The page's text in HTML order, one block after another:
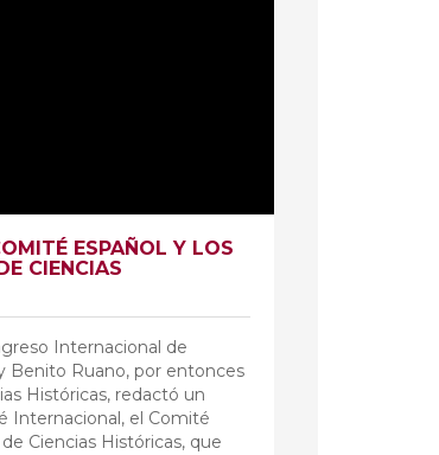
ESPAÑOL Y LOS
CIENCIAS
Internacional de
Benito Ruano, por entonces
Históricas, redactó un
Internacional, el Comité
Ciencias Históricas, que